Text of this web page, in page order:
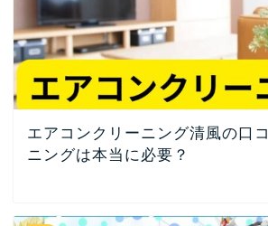
エアコンクリーニング清風の口
ニングは本当に必要？